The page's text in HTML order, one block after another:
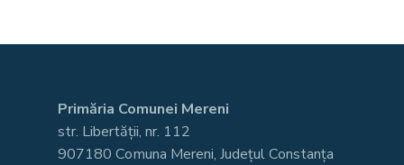
Primăria Comunei Mereni
str. Libertății, nr. 112
907180 Comuna Mereni, Județul Constanța